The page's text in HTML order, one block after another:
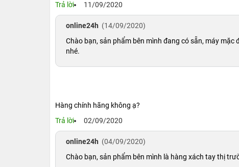
2. Thiết kế cổ điển, tuổi thọ pin khá ổn
chính, với phím home vật lý chứa cảm biến
dùng nhưng các trải nghiệm vuốt hay kéo thả vẫn
Trả lời
11/09/2020
online24h (14/09/2020)
Chào bạn, sản phẩm bên mình đang có sẵn, máy
nhé.
Hàng chính hãng không ạ?
Trả lời
02/09/2020
online24h (04/09/2020)
Chào bạn, sản phẩm bên mình là hàng xách tay thị